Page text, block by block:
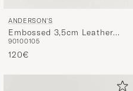
ANDERSON'S
Embossed 3,5cm Leather
Belt Black
90100105
120€